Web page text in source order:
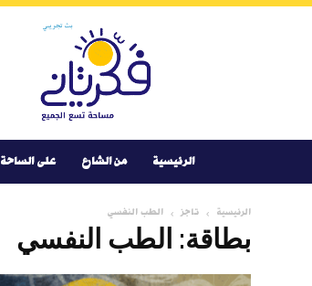
الرئيسية من الشارع على الساحة
الرئيسية تاجز الطب النفسي
بطاقة: الطب النفسي